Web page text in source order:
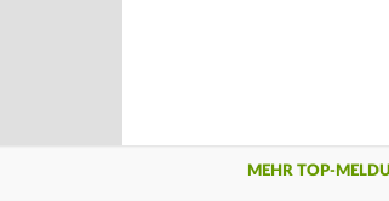
MEHR TOP-